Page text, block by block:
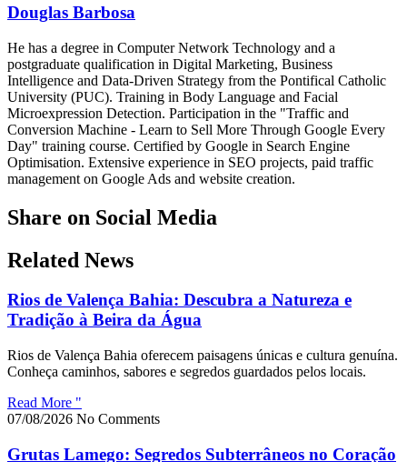
Douglas Barbosa
He has a degree in Computer Network Technology and a
postgraduate qualification in Digital Marketing, Business
Intelligence and Data-Driven Strategy from the Pontifical Catholic
University (PUC). Training in Body Language and Facial
Microexpression Detection. Participation in the "Traffic and
Conversion Machine - Learn to Sell More Through Google Every
Day" training course. Certified by Google in Search Engine
Optimisation. Extensive experience in SEO projects, paid traffic
management on Google Ads and website creation.
Share on Social Media
Related News
Rios de Valença Bahia: Descubra a Natureza e
Tradição à Beira da Água
Rios de Valença Bahia oferecem paisagens únicas e cultura genuína.
Conheça caminhos, sabores e segredos guardados pelos locais.
Read More "
07/08/2026 No Comments
Grutas Lamego: Segredos Subterrâneos no Coração